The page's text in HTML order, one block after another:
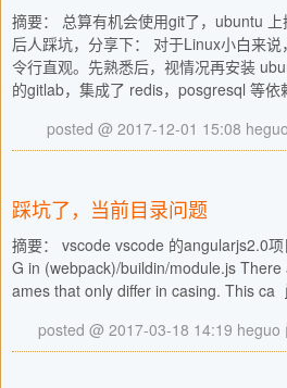
摘要： 总算有机会使用git了，ubuntu
后人踩坑，分享下： 对于Linux小白来
令行直观。先熟悉后，视情况再安装
的gitlab，集成了 redis，posgresql 等依
posted @ 2017-12-01 15:08 heguo
踩坑了，当前目录问题
摘要： vscode vscode 的angularjs2.0
G in (webpack)/buildin/module.js
ames that only differ in casing. This ca
posted @ 2017-03-18 14:19 heguo